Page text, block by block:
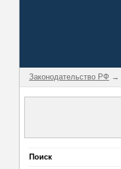
Законодательство РФ →
Поиск